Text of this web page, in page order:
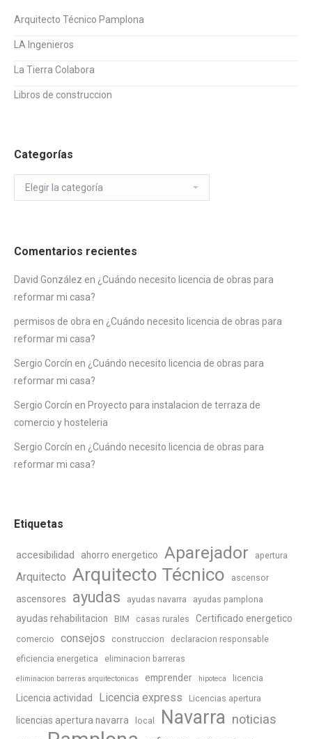
Arquitecto Técnico Pamplona
LA Ingenieros
La Tierra Colabora
Libros de construccion
Categorías
Categorías
Comentarios recientes
David González en ¿Cuándo necesito licencia de obras para
reformar mi casa?
permisos de obra en ¿Cuándo necesito licencia de obras para
reformar mi casa?
Sergio Corcín en ¿Cuándo necesito licencia de obras para
reformar mi casa?
Sergio Corcín en Proyecto para instalacion de terraza de
comercio y hosteleria
Sergio Corcín en ¿Cuándo necesito licencia de obras para
reformar mi casa?
Etiquetas
accesibilidad ahorro energetico Aparejador apertura
Arquitecto Arquitecto Técnico ascensor
ascensores ayudas ayudas navarra ayudas pamplona
ayudas rehabilitacion BIM casas rurales Certificado energetico
comercio consejos construccion
declaracion responsable
eficiencia energetica
eliminacion barreras
eliminacion barreras arquitectonicas emprender hipoteca licencia
Licencia actividad Licencia express Licencias apertura
licencias apertura navarra local Navarra noticias